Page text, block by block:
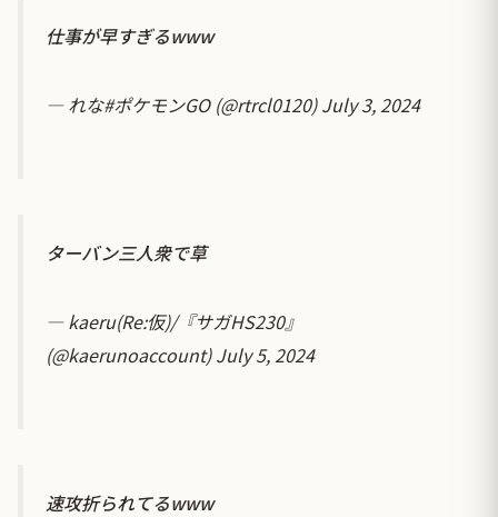
仕事が早すぎるwww
— れな#ポケモンGO (@rtrcl0120)July 3, 2024
ターバン三人衆で草
— kaeru(Re:仮)/『サガHS230』
(@kaerunoaccount)July 5, 2024
速攻折られてるwww